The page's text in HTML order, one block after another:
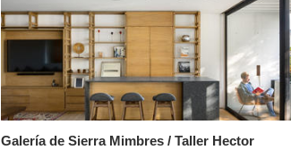
Galería de Sierra Mimbres / Taller Hector